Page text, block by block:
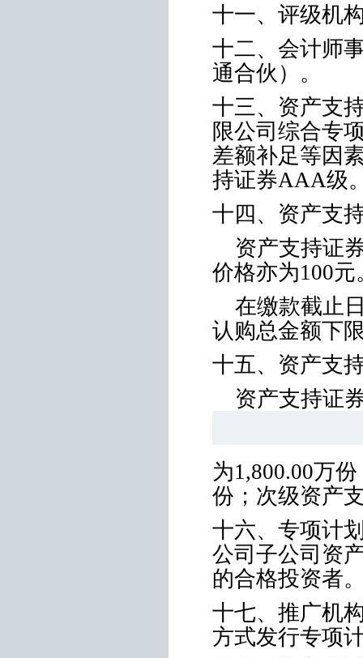
十一、评级机
十二、会计师
通合伙）。
十三、资产支
限公司综合专
差额补足等因
持证券AAA级
十四、资产支
资产支持证
价格亦为100元
在缴款截止
认购总金额下
十五、资产支
资产支持证
为1,800.00万份
份；次级资产
十六、专项计
公司子公司资
的合格投资者
十七、推广机
方式发行专项